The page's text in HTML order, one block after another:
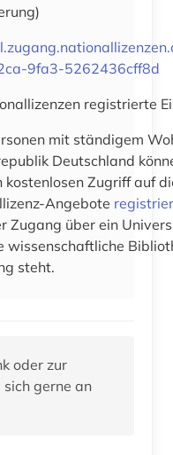
9fa3-5262436cff8d
registrierte
mit ständigem
Deutschland
kostenlosen Zugriff auf
Angebote
Zugang über ein
wissenschaftliche
steht.
oder zur
gerne an